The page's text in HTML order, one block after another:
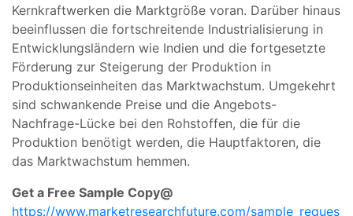
Kernkraftwerken die Marktgröße voran. Darüber hinaus
beeinflussen die fortschreitende Industrialisierung in
Entwicklungsländern wie Indien und die fortgesetzte
Förderung zur Steigerung der Produktion in
Produktionseinheiten das Marktwachstum. Umgekehrt
sind schwankende Preise und die Angebots-
Nachfrage-Lücke bei den Rohstoffen, die für die
Produktion benötigt werden, die Hauptfaktoren, die
das Marktwachstum hemmen.
Get a Free Sample Copy@
https://www.marketresearchfuture.com/sample_reques